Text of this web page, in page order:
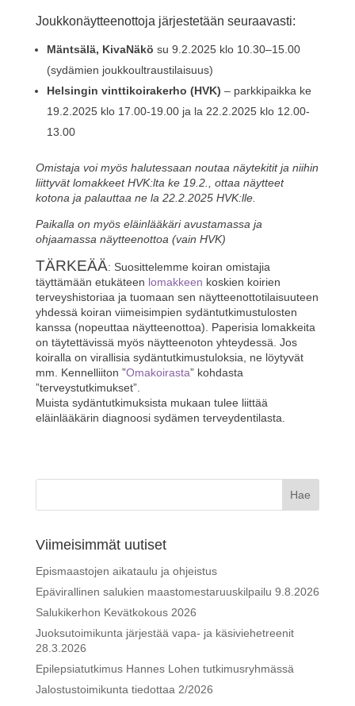
Joukkonäytteenottoja järjestetään seuraavasti:
Mäntsälä, KivaNäkö su 9.2.2025 klo 10.30–15.00
(sydämien joukkoultraustilaisuus)
Helsingin vinttikoirakerho (HVK) – parkkipaikka ke
19.2.2025 klo 17.00-19.00 ja la 22.2.2025 klo 12.00-
13.00
Omistaja voi myös halutessaan noutaa näytekitit ja niihin
liittyvät lomakkeet HVK:lta ke 19.2., ottaa näytteet
kotona ja palauttaa ne la 22.2.2025 HVK:lle.
Paikalla on myös eläinlääkäri avustamassa ja
ohjaamassa näytteenottoa (vain HVK)
TÄRKEÄÄ: Suosittelemme koiran omistajia
täyttämään etukäteen lomakkeen koskien koirien
terveyshistoriaa ja tuomaan sen näytteenottotilaisuuteen
yhdessä koiran viimeisimpien sydäntutkimustulosten
kanssa (nopeuttaa näytteenottoa). Paperisia lomakkeita
on täytettävissä myös näytteenoton yhteydessä. Jos
koiralla on virallisia sydäntutkimustuloksia, ne löytyvät
mm. Kennelliiton ”Omakoirasta” kohdasta
”terveystutkimukset”.
Muista sydäntutkimuksista mukaan tulee liittää
eläinlääkärin diagnoosi sydämen terveydentilasta.
Viimeisimmät uutiset
Epismaastojen aikataulu ja ohjeistus
Epävirallinen salukien maastomestaruuskilpailu 9.8.2026
Salukikerhon Kevätkokous 2026
Juoksutoimikunta järjestää vapa- ja käsiviehetreenit
28.3.2026
Epilepsiatutkimus Hannes Lohen tutkimusryhmässä
Jalostustoimikunta tiedottaa 2/2026